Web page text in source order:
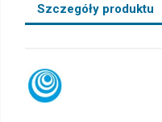
Szczegóły produktu